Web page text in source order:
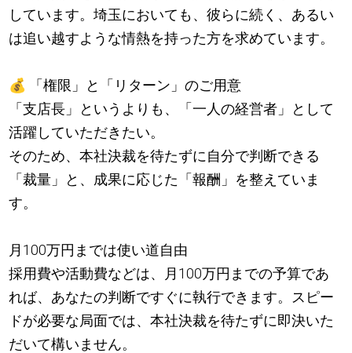
しています。埼玉においても、彼らに続く、あるい
は追い越すような情熱を持った方を求めています。
💰
「権限」と「リターン」のご用意
「支店長」というよりも、「一人の経営者」として
活躍していただきたい。
そのため、本社決裁を待たずに自分で判断できる
「裁量」と、成果に応じた「報酬」を整えていま
す。
月100万円までは使い道自由
採用費や活動費などは、月100万円までの予算であ
れば、あなたの判断ですぐに執行できます。スピー
ドが必要な局面では、本社決裁を待たずに即決いた
だいて構いません。